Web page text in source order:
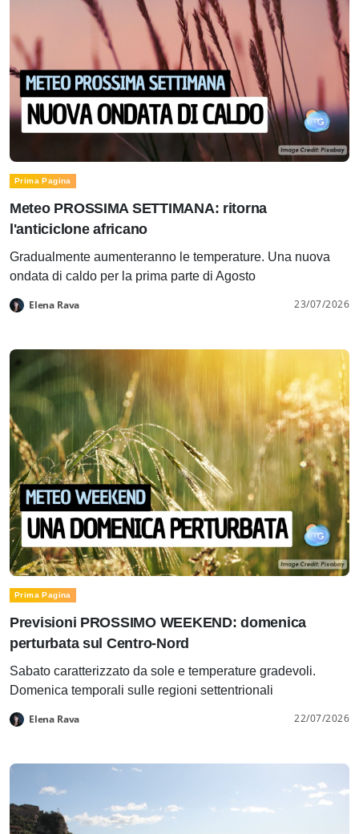
Prima Pagina
Meteo PROSSIMA SETTIMANA: ritorna
l'anticiclone africano
Gradualmente aumenteranno le temperature. Una nuova
ondata di caldo per la prima parte di Agosto
Elena Rava 23/07/2026
Prima Pagina
Previsioni PROSSIMO WEEKEND: domenica
perturbata sul Centro-Nord
Sabato caratterizzato da sole e temperature gradevoli.
Domenica temporali sulle regioni settentrionali
Elena Rava 22/07/2026